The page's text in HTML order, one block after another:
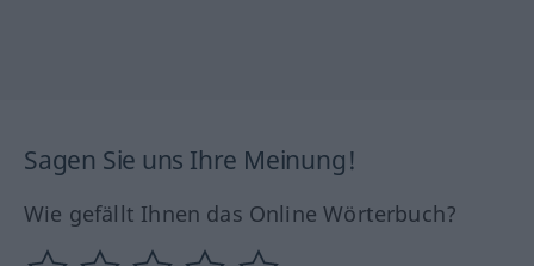
Sagen Sie uns Ihre Meinung!
Wie gefällt Ihnen das Online Wörterbuch?